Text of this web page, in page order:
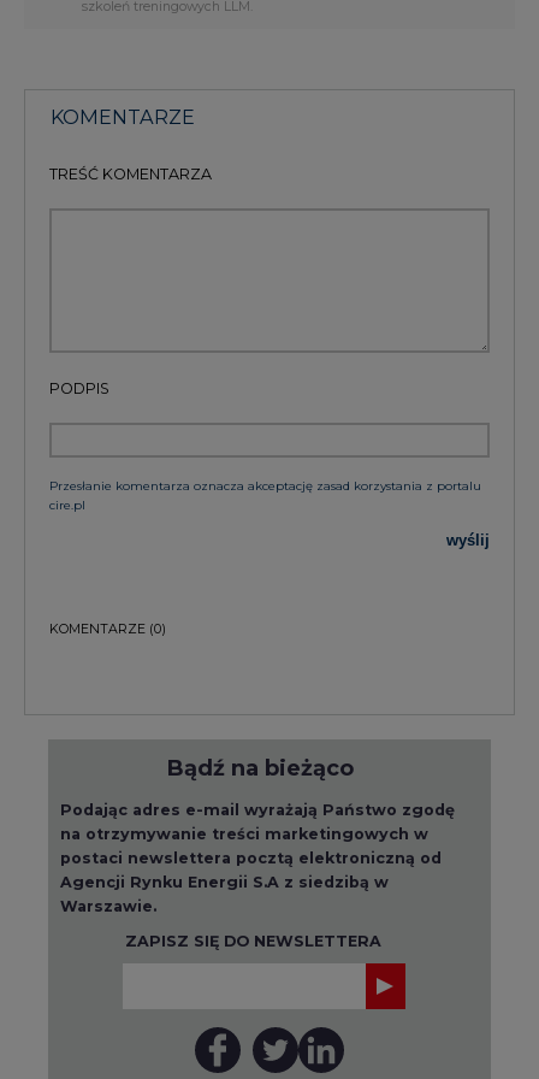
szkoleń treningowych LLM.
KOMENTARZE
TREŚĆ KOMENTARZA
PODPIS
Przesłanie komentarza oznacza akceptację zasad korzystania z portalu
cire.pl
wyślij
KOMENTARZE (0)
Bądź na bieżąco
Podając adres e-mail wyrażają Państwo zgodę
na otrzymywanie treści marketingowych w
postaci newslettera pocztą elektroniczną od
Agencji Rynku Energii S.A z siedzibą w
Warszawie.
ZAPISZ SIĘ DO NEWSLETTERA